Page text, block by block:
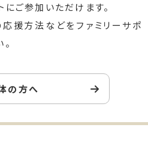
ご参加いただけます。
援方法などをファミリーサポ
の方へ